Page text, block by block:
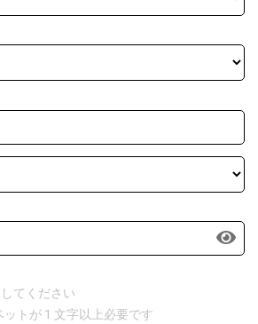
てください
トが 1 文字以上必要です